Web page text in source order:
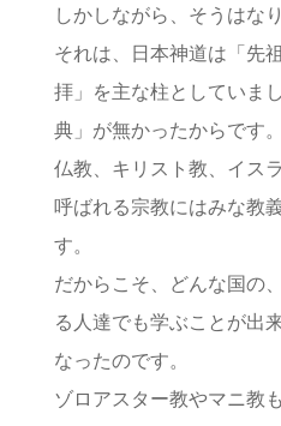
しかしながら、そうはな
それは、日本神道は「先
拝」を主な柱としていま
典」が無かったからです。
仏教、キリスト教、イス
呼ばれる宗教にはみな教
す。
だからこそ、どんな国の
る人達でも学ぶことが出
なったのです。
ゾロアスター教やマニ教